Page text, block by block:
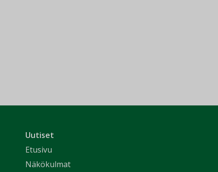
Uutiset
Etusivu
Näkökulmat